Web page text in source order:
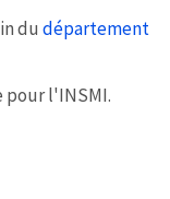
du département
pour l'INSMI.